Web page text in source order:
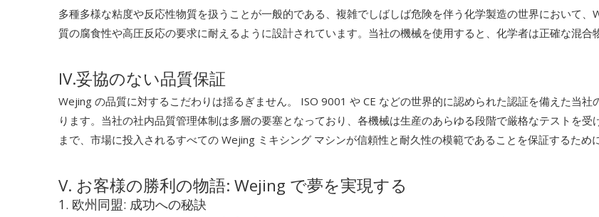
多種多様な粘度や反応性物質を扱うことが一般的である、複雑でしばしば危険を伴う化学製造の世界において
質の腐食性や高圧反応の要求に耐えるように設計されています。当社の機械を使用すると、化学者は正確な混合
IV.妥協のない品質保証
Wejing の品質に対するこだわりは揺るぎません。 ISO 9001 や CE などの世界的に認められた認証を備えた当
ります。当社の社内品質管理体制は多層の要塞となっており、各機械は生産のあらゆる段階で厳格なテストを
まで、市場に投入されるすべての Wejing ミキシング マシンが信頼性と耐久性の模範であることを保証するため
V. お客様の勝利の物語: Wejing で夢を実現する
1. 欧州同盟: 成功への秘訣